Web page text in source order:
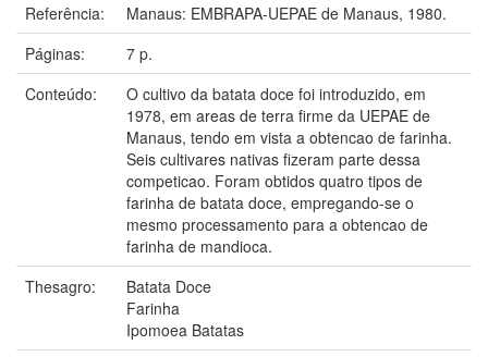
Referência:
Manaus: EMBRAPA-UEPAE de Manaus, 1980.
Páginas:
7 p.
Conteúdo:
O cultivo da batata doce foi introduzido, em
1978, em areas de terra firme da UEPAE de
Manaus, tendo em vista a obtencao de farinha.
Seis cultivares nativas fizeram parte dessa
competicao. Foram obtidos quatro tipos de
farinha de batata doce, empregando-se o
mesmo processamento para a obtencao de
farinha de mandioca.
Thesagro:
Batata Doce
Farinha
Ipomoea Batatas